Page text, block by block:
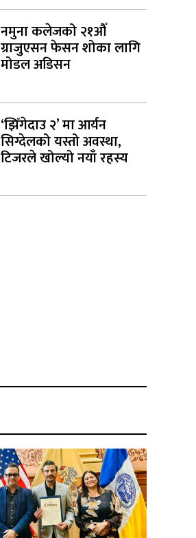
नमुना कलेजको २१औँ
ग्राजुएसन फेसन शोका लागि
मोडल अडिसन
‘झिँगेदाउ २’ मा आर्यन
सिग्देलको यस्तो अवस्था,
टिजरले खोल्यो नयाँ रहस्य